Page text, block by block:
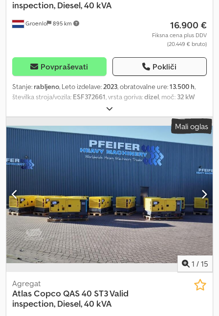
Groenlo 895 km
inspection, Diesel, 40 kVA
16.900 €
Fiksna cena plus DDV
(20.449 € bruto)
Povpraševati Pokliči
Stanje: rabljeno, Leto izdelave: 2023, obratovalne ure:13.500 h,
številka stroja/vozila: ESF372661 , vrsta goriva:dizel , moč: 32 kW
, proizvajalec motorjev:Kubota
Gradbeništvo Csdpfjyxkw Rox Ahbjha Lastna teža: 1.039 kg Moč
generatorja: 40 kVA Dimenzije tovornega prostora: 245 x 110 x 148
cm Za več informacij kontaktirajte PFEIFER GROUP.
Mali oglas
1 / 15
Agregat
Atlas CopcoQAS 40 ST3 Valid
inspection, Diesel, 40 kVA